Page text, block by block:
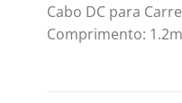
Cabo DC para
Comprimento: 1.2m